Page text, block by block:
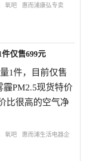
氧吧
惠而浦康弘专卖
仅售699元
1件，目前仅售
霾PM2.5现货特价
比很高的空气净
氧吧
惠而浦生活电器企